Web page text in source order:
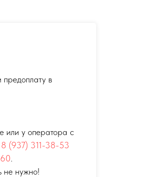
в
или у оператора с
8 (937) 311-38-53
не нужно!